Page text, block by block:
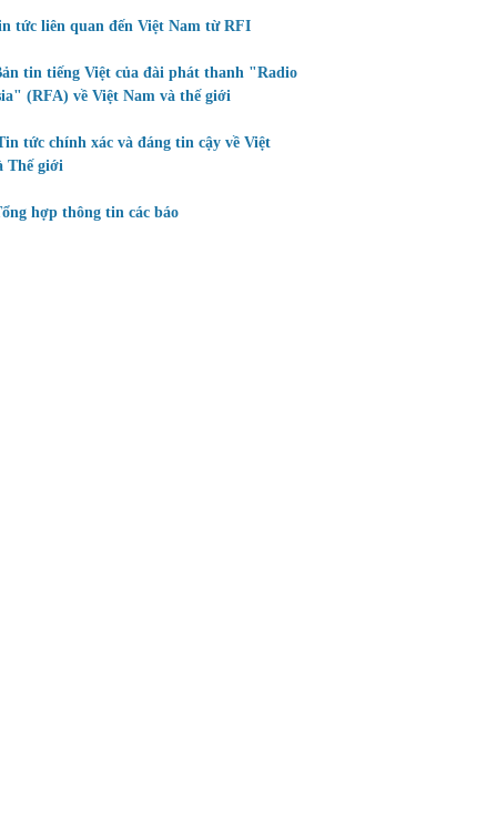
tức liên quan đến Việt Nam từ RFI
tin tiếng Việt của đài phát thanh "Radio
(RFA) về Việt Nam và thế giới
tức chính xác và đáng tin cậy về Việt
Thế giới
hợp thông tin các báo